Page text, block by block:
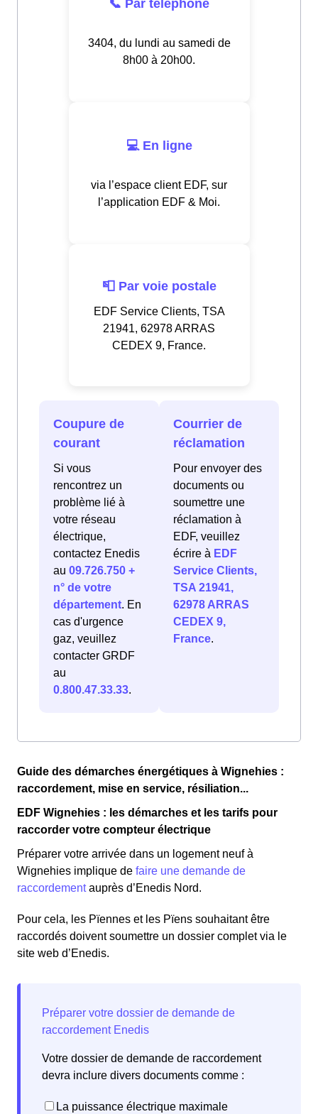
📞 Par téléphone
3404, du lundi au samedi de
8h00 à 20h00.
💻 En ligne
via l’espace client EDF, sur
l’application EDF & Moi.
📮 Par voie postale
EDF Service Clients, TSA
21941, 62978 ARRAS
CEDEX 9, France.
Coupure de
courant
Si vous
rencontrez un
problème lié à
votre réseau
électrique,
contactez Enedis
au 09.726.750 +
n° de votre
département. En
cas d'urgence
gaz, veuillez
contacter GRDF
au
0.800.47.33.33.
Courrier de
réclamation
Pour envoyer des
documents ou
soumettre une
réclamation à
EDF, veuillez
écrire à EDF
Service Clients,
TSA 21941,
62978 ARRAS
CEDEX 9,
France.
Guide des démarches énergétiques à Wignehies :
raccordement, mise en service, résiliation...
EDF Wignehies : les démarches et les tarifs pour
raccorder votre compteur électrique
Préparer votre arrivée dans un logement neuf à
Wignehies implique de faire une demande de
raccordementauprès d’Enedis Nord.
Pour cela, les Pïennes et les Pïens souhaitant être
raccordés doivent soumettre un dossier complet via le
site web d’Enedis.
Votre dossier de demande de raccordement
devra inclure divers documents comme :
La puissance électrique maximale